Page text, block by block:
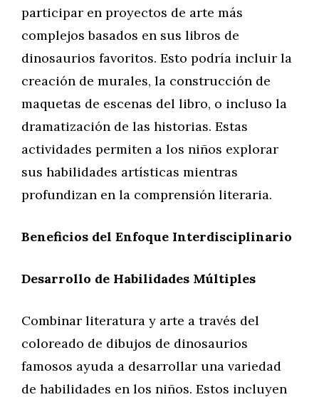
participar en proyectos de arte más
complejos basados en sus libros de
dinosaurios favoritos. Esto podría incluir la
creación de murales, la construcción de
maquetas de escenas del libro, o incluso la
dramatización de las historias. Estas
actividades permiten a los niños explorar
sus habilidades artísticas mientras
profundizan en la comprensión literaria.
Beneficios del Enfoque Interdisciplinario
Desarrollo de Habilidades Múltiples
Combinar literatura y arte a través del
coloreado de dibujos de dinosaurios
famosos ayuda a desarrollar una variedad
de habilidades en los niños. Estos incluyen